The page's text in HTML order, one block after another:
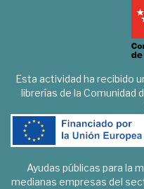
Esta actividad ha recibido
librerías de la Comunidad
Ayudas públicas para la
medianas empresas del